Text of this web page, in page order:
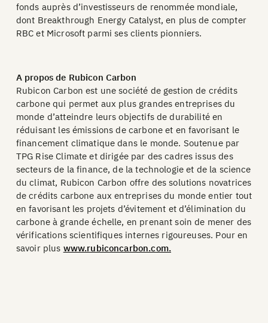
fonds auprès d’investisseurs de renommée mondiale,
dont Breakthrough Energy Catalyst, en plus de compter
RBC et Microsoft parmi ses clients pionniers.
A propos de Rubicon Carbon
Rubicon Carbon est une société de gestion de crédits
carbone qui permet aux plus grandes entreprises du
monde d’atteindre leurs objectifs de durabilité en
réduisant les émissions de carbone et en favorisant le
financement climatique dans le monde. Soutenue par
TPG Rise Climate et dirigée par des cadres issus des
secteurs de la finance, de la technologie et de la science
du climat, Rubicon Carbon offre des solutions novatrices
de crédits carbone aux entreprises du monde entier tout
en favorisant les projets d’évitement et d’élimination du
carbone à grande échelle, en prenant soin de mener des
vérifications scientifiques internes rigoureuses. Pour en
savoir plus www.rubiconcarbon.com.